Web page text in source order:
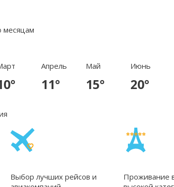
месяцам
Апрель
11°
Май
15°
Июнь
20°
Выбор лучших рейсов и
Проживание